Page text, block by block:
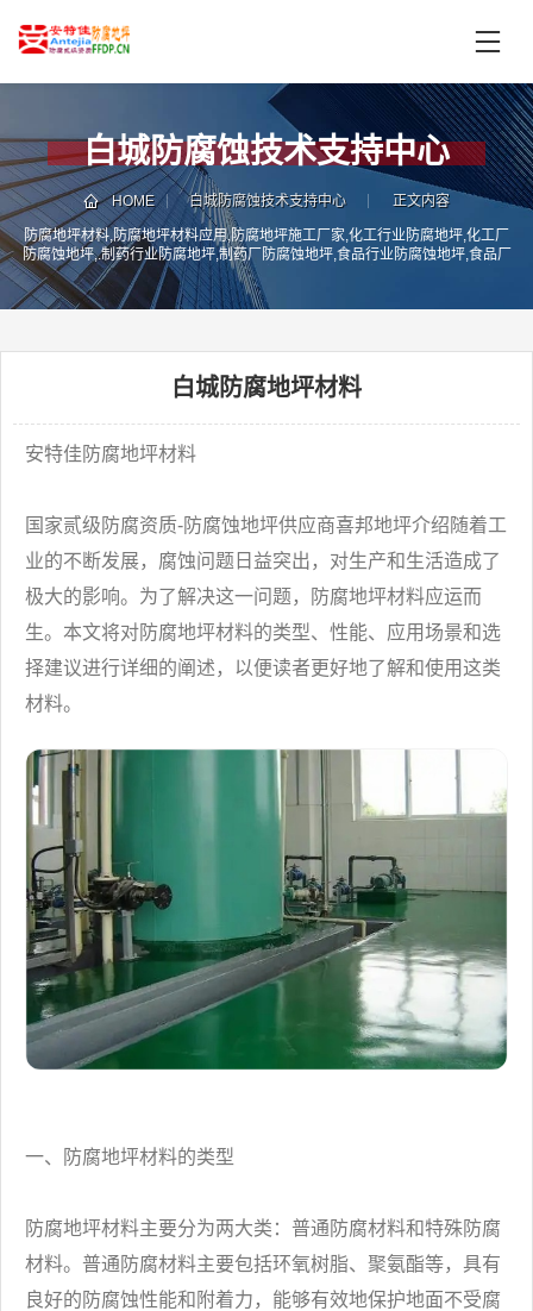
页
中
心
技
术
支
持
服
务
案
务
系
我
们
话
咨
询
白城防腐蚀技术支持中心
HOME 白城防腐蚀技术支持中心 正文内容
防腐地坪材料,防腐地坪材料应用,防腐地坪施工厂家,化工行业防腐地坪,化工厂
防腐蚀地坪,.制药行业防腐地坪,制药厂防腐蚀地坪,食品行业防腐蚀地坪,食品厂
防腐地坪,电子行业防腐蚀地坪,电子厂防腐地坪,电镀厂防腐蚀地坪,重工业防腐
蚀地坪,铜工业防腐蚀地坪
白城防腐地坪材料
安特佳防腐地坪材料
国家贰级防腐资质-防腐蚀地坪供应商喜邦地坪介绍随着工
业的不断发展，腐蚀问题日益突出，对生产和生活造成了
极大的影响。为了解决这一问题，防腐地坪材料应运而
生。本文将对防腐地坪材料的类型、性能、应用场景和选
择建议进行详细的阐述，以便读者更好地了解和使用这类
材料。
一、防腐地坪材料的类型
防腐地坪材料主要分为两大类：普通防腐材料和特殊防腐
材料。普通防腐材料主要包括环氧树脂、聚氨酯等，具有
良好的防腐蚀性能和附着力，能够有效地保护地面不受腐